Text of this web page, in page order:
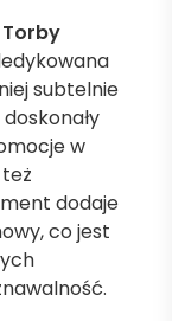
Torby
subtelnie
w
dodaje
co jest